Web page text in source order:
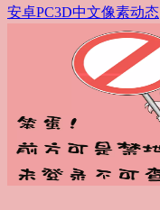
安卓PC3D中文像素动态